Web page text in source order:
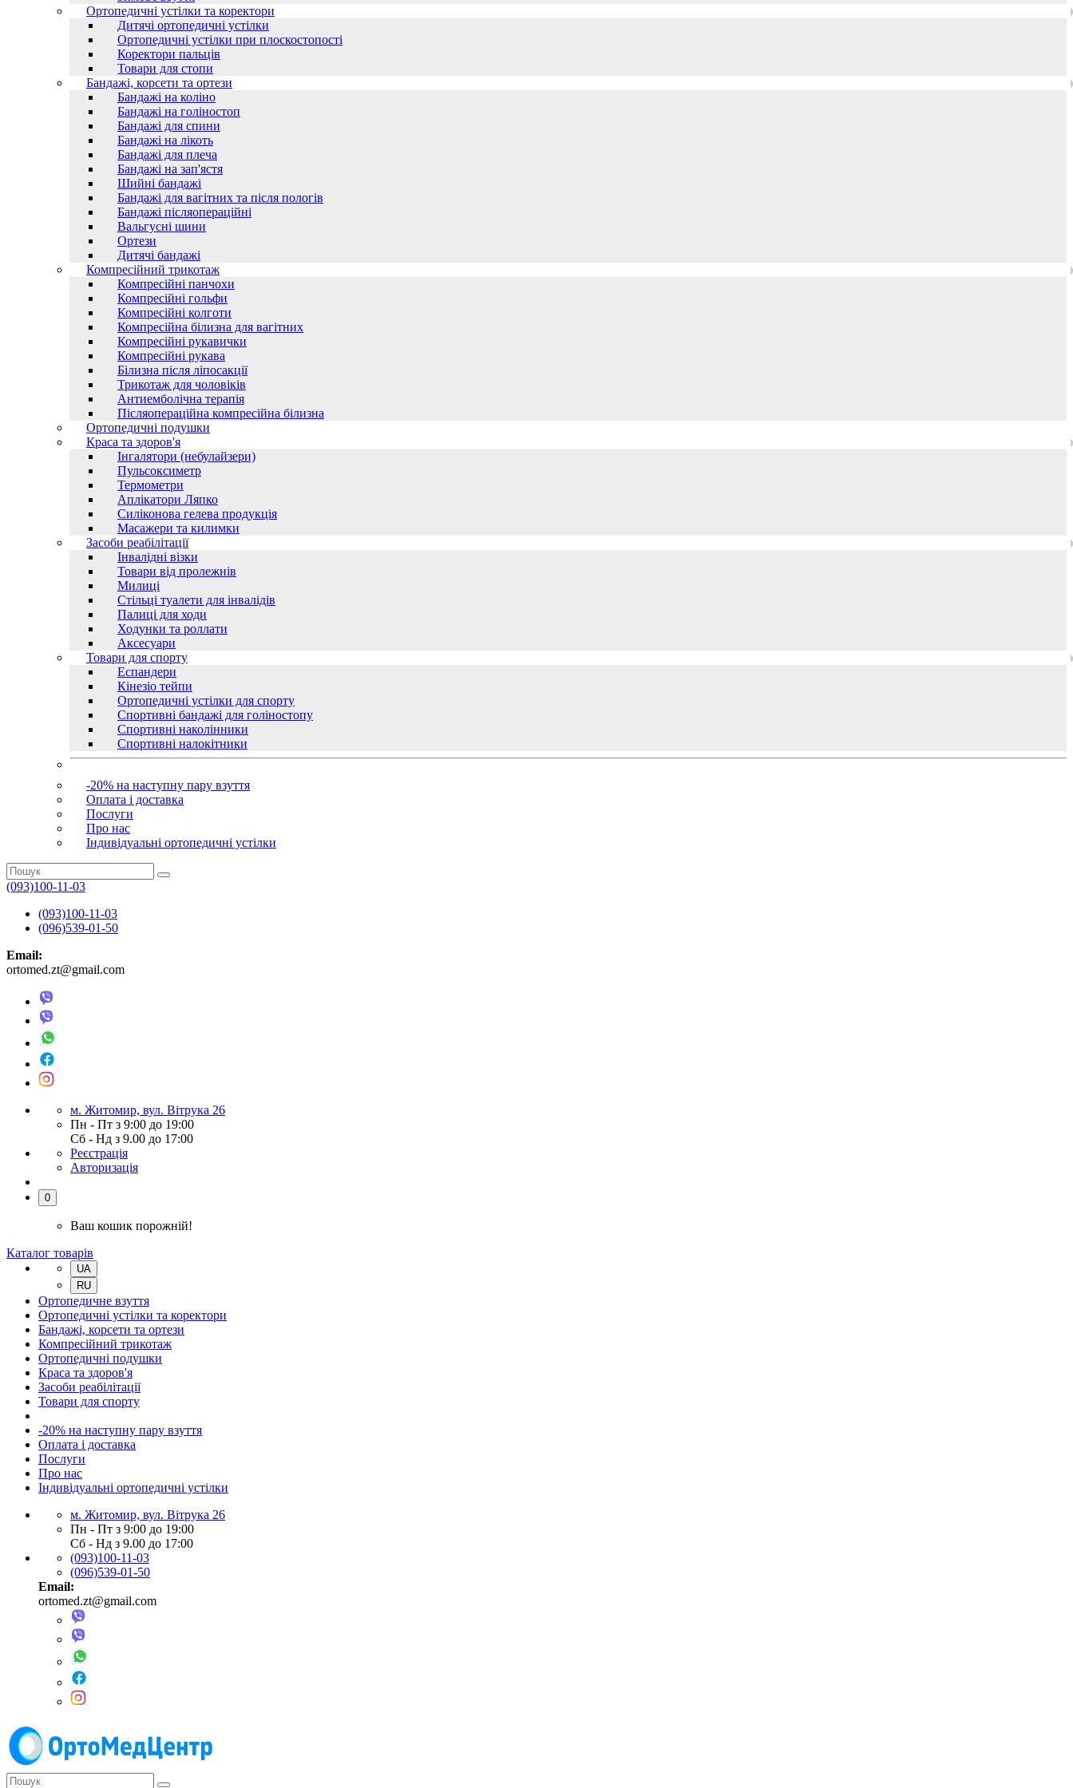
Ортопедичні устілки та коректори
Дитячі ортопедичні устілки
Ортопедичні устілки при плоскостопості
Коректори пальців
Товари для стопи
Бандажі, корсети та ортези
Бандажі на коліно
Бандажі на голіностоп
Бандажі для спини
Бандажі на лікоть
Бандажі для плеча
Бандажі на зап'ястя
Шийні бандажі
Бандажі для вагітних та після пологів
Бандажі післяопераційні
Вальгусні шини
Ортези
Дитячі бандажі
Компресійний трикотаж
Компресійні панчохи
Компресійні гольфи
Компресійні колготи
Компресійна білизна для вагітних
Компресійні рукавички
Компресійні рукава
Білизна після ліпосакції
Трикотаж для чоловіків
Антиемболічна терапія
Післяопераційна компресійна білизна
Ортопедичні подушки
Краса та здоров'я
Інгалятори (небулайзери)
Пульсоксиметр
Термометри
Аплікатори Ляпко
Силіконова гелева продукція
Масажери та килимки
Засоби реабілітації
Інвалідні візки
Товари від пролежнів
Милиці
Стільці туалети для інвалідів
Палиці для ходи
Ходунки та роллати
Аксесуари
Товари для спорту
Еспандери
Кінезіо тейпи
Ортопедичні устілки для спорту
Спортивні бандажі для голіностопу
Спортивні наколінники
Спортивні налокітники
-20% на наступну пару взуття
Оплата і доставка
Послуги
Про нас
Індивідуальні ортопедичні устілки
(093)100-11-03
(093)100-11-03
(096)539-01-50
Email:
ortomed.zt@gmail.com
м. Житомир, вул. Вітрука 26
Пн - Пт з 9:00 до 19:00
Сб - Нд з 9.00 до 17:00
Реєстрація
Авторизація
0
Ваш кошик порожній!
Каталог товарів
UA
RU
Ортопедичне взуття
Ортопедичні устілки та коректори
Бандажі, корсети та ортези
Компресійний трикотаж
Ортопедичні подушки
Краса та здоров'я
Засоби реабілітації
Товари для спорту
-20% на наступну пару взуття
Оплата і доставка
Послуги
Про нас
Індивідуальні ортопедичні устілки
м. Житомир, вул. Вітрука 26
Пн - Пт з 9:00 до 19:00
Сб - Нд з 9.00 до 17:00
(093)100-11-03
(096)539-01-50
Email:
ortomed.zt@gmail.com